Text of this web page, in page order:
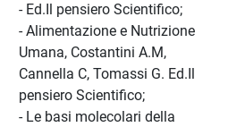
- Ed.Il pensiero Scientifico;
- Alimentazione e Nutrizione
Umana, Costantini A.M,
Cannella C, Tomassi G. Ed.Il
pensiero Scientifico;
- Le basi molecolari della